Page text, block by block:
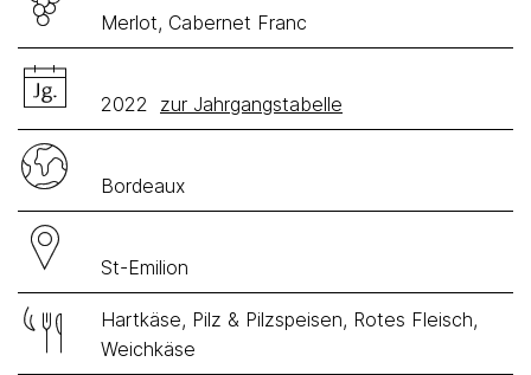
Merlot, Cabernet Franc
2022 zur Jahrgangstabelle
Bordeaux
St-Emilion
Hartkäse, Pilz & Pilzspeisen, Rotes Fleisch,
Weichkäse